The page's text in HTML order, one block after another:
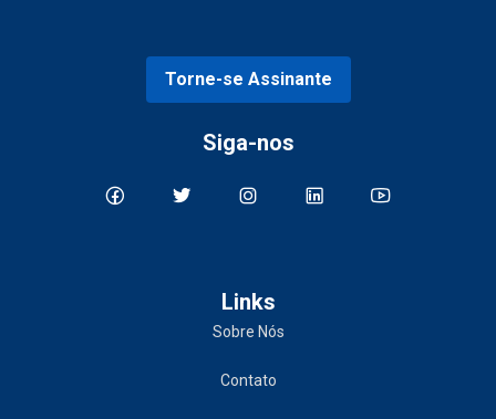
Torne-se Assinante
Siga-nos
Links
Sobre Nós
Contato